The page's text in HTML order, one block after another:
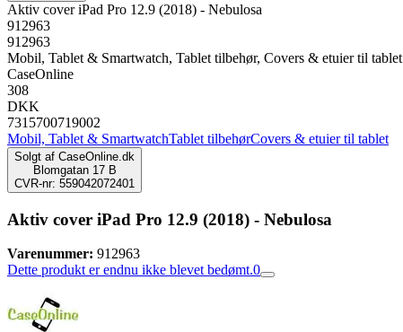
Aktiv cover iPad Pro 12.9 (2018) - Nebulosa
912963
912963
Mobil, Tablet & Smartwatch, Tablet tilbehør, Covers & etuier til tablet
CaseOnline
308
DKK
7315700719002
Mobil, Tablet & SmartwatchTablet tilbehørCovers & etuier til tablet
Solgt af CaseOnline.dk
Blomgatan 17 B
CVR-nr: 559042072401
Aktiv cover iPad Pro 12.9 (2018) - Nebulosa
Varenummer: 912963
Dette produkt er endnu ikke blevet bedømt.0